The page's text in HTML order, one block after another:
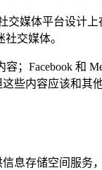
媒体平台设计
交媒体。
Facebook 和
些内容应该和其
息存储空间服